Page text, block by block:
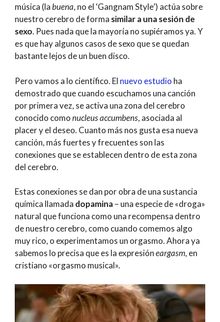
música (labuena, no el ‘Gangnam Style’) actúa sobre
nuestro cerebro de forma similar a una sesión de
sexo. Pues nada que la mayoría no supiéramos ya. Y
es que hay algunos casos de sexo que se quedan
bastante lejos de un buen disco.
Pero vamos a lo científico. El nuevo estudio ha
demostrado que cuando escuchamos una canción
por primera vez, se activa una zona del cerebro
conocido comonucleus accumbens, asociada al
placer y el deseo. Cuanto más nos gusta esa nueva
canción, más fuertes y frecuentes son las
conexiones que se establecen dentro de esta zona
del cerebro.
Estas conexiones se dan por obra de una sustancia
química llamada dopamina– una especie de «droga»
natural que funciona como una recompensa dentro
de nuestro cerebro, como cuando comemos algo
muy rico, o experimentamos un orgasmo. Ahora ya
sabemos lo precisa que es la expresióneargasm, en
cristiano «orgasmo musical».